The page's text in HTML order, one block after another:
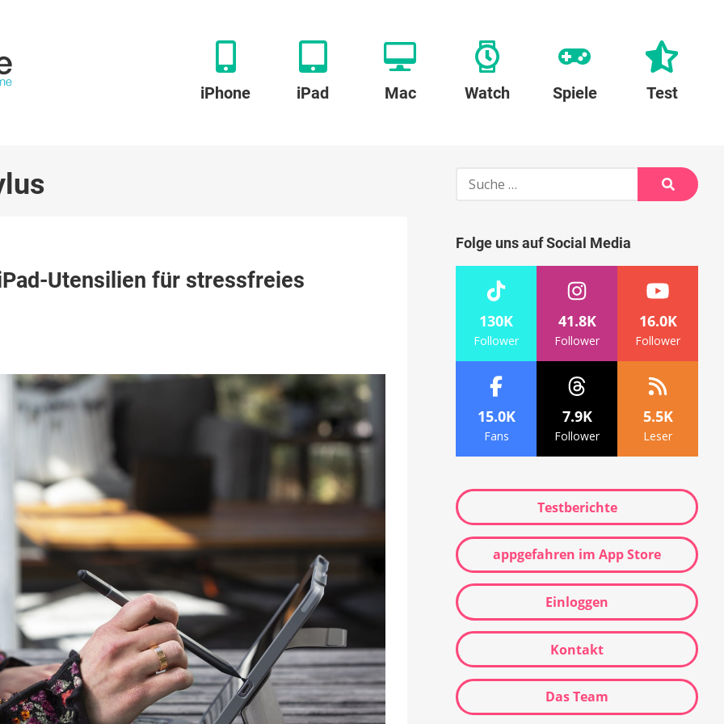
iPhone iPad Mac Watch Spiele Test
Utensilien für stressfreies
Suche
Suche
Folge uns auf Social Media
130K
Follower
41.8K
Follower
16.0K
Follower
15.0K
Fans
7.9K
Follower
5.5K
Leser
Testberichte
appgefahren im App Store
Einloggen
Kontakt
Das Team